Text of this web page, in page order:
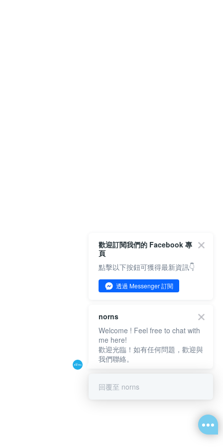
歡迎訂閱我們的 Facebook 專
頁
點擊以下按鈕可獲得最新資訊👇
透過 Messenger 訂閱
norns
Welcome ! Feel free to chat with
me here!
歡迎光臨！如有任何問題，歡迎與
我們聯絡。
回覆至 norns